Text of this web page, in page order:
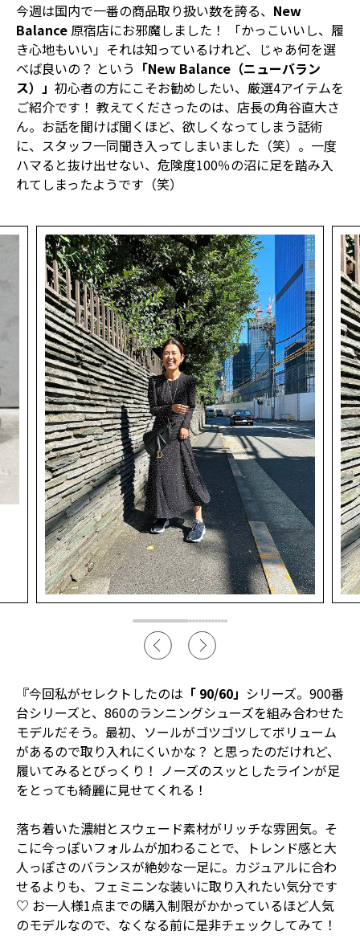
今週は国内で一番の商品取り扱い数を誇る、 New
Balance 原宿店にお邪魔しました！ 「かっこいいし、履
き心地もいい」それは知っているけれど、じゃあ何を選
べば良いの？ という 「New Balance（ニューバラン
ス）」 初心者の方にこそお勧めしたい、厳選4アイテムを
ご紹介です！ 教えてくださったのは、店長の角谷直大さ
ん。お話を聞けば聞くほど、欲しくなってしまう話術
に、スタッフ一同聞き入ってしまいました（笑）。一度
ハマると抜け出せない、危険度100％の沼に足を踏み入
れてしまったようです（笑）
『今回私がセレクトしたのは 「 90/60」 シリーズ。900番
台シリーズと、860のランニングシューズを組み合わせた
モデルだそう。最初、ソールがゴツゴツしてボリューム
があるので取り入れにくいかな？ と思ったのだけれど、
履いてみるとびっくり！ ノーズのスッとしたラインが足
をとっても綺麗に見せてくれる！
落ち着いた濃紺とスウェード素材がリッチな雰囲気。そ
こに今っぽいフォルムが加わることで、トレンド感と大
人っぽさのバランスが絶妙な一足に。カジュアルに合わ
せるよりも、フェミニンな装いに取り入れたい気分です
♡ お一人様1点までの購入制限がかかっているほど人気
のモデルなので、なくなる前に是非チェックしてみて！